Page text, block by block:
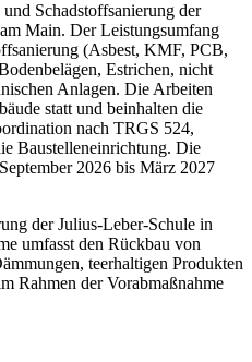
Schadstoffsanierung der
Main. Der Leistungsumfang
(Asbest, KMF, PCB,
Estrichen, nicht
Anlagen. Die Arbeiten
statt und beinhalten die
nach TRGS 524,
Baustelleneinrichtung. Die
2026 bis März 2027
der Julius-Leber-Schule in
umfasst den Rückbau von
teerhaltigen Produkten
Rahmen der Vorabmaßnahme